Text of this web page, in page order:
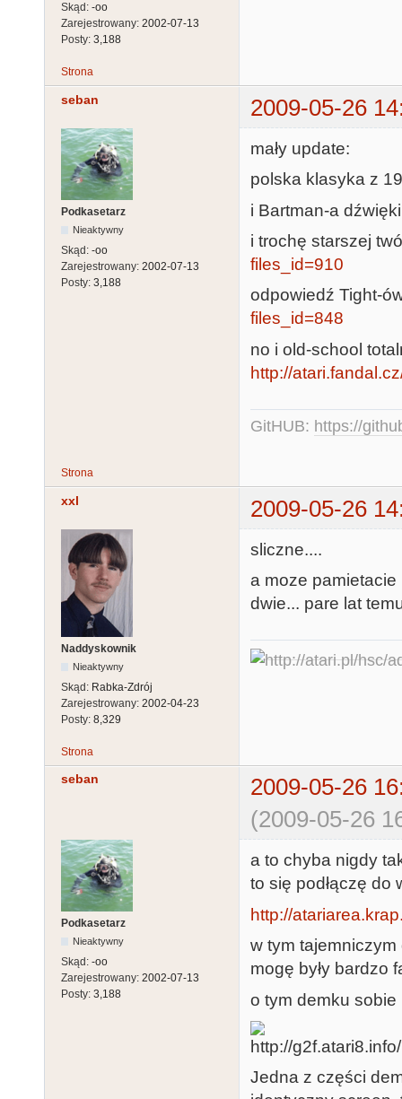
Skąd: -oo
Zarejestrowany: 2002-07-13
Posty: 3,188
Strona
seban 2009-05-26
Podkasetarz
Nieaktywny
Skąd: -oo
Zarejestrowany: 2002-07-13
Posty: 3,188
mały update:
polska klasyka z
i Bartman-a
i trochę starszej
files_id=910
odpowiedź Tight-
files_id=848
no i old-school
http://
GitHUB: https://
Strona
xxl 2009-05-26
Naddyskownik
Nieaktywny
Skąd: Rabka-Zdrój
Zarejestrowany: 2002-04-23
Posty: 8,329
sliczne....
a moze
dwie... pare lat
Strona
seban
2009-05-26
(2009-05-26
Podkasetarz
Nieaktywny
Skąd: -oo
Zarejestrowany: 2002-07-13
Posty: 3,188
a to chyba nigdy
to się podłączę do
http://
w tym
mogę były bardzo
o tym demku sobie
Jedna z części